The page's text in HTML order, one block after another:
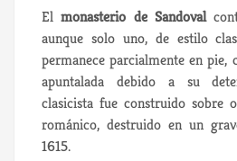
Elmonasterio de Sandoval
aunque solo uno, de estilo
permanece parcialmente en pie,
apuntalada debido a su
clasicista fue construido sobre
románico, destruido en un
1615.